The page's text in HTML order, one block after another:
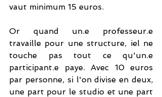
vaut minimum 15 euros.
Or quand un.e professeur.e
travaille pour une structure, iel ne
touche pas tout ce qu'un.e
participant.e paye. Avec 10 euros
par personne, si l'on divise en deux,
une part pour le studio et une part